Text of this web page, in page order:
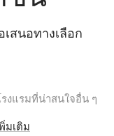
สนอทางเลือก
งแรมที่น่าสนใจอื่น ๆ
มเติม